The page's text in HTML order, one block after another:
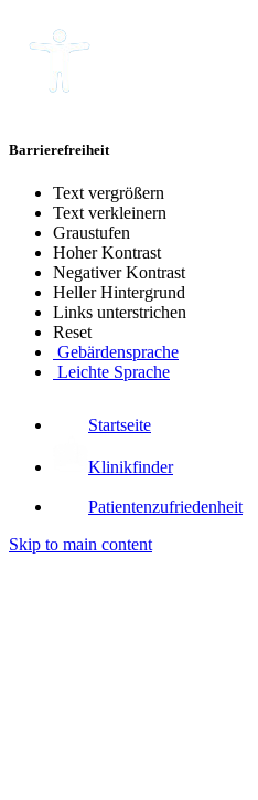
Barrierefreiheit
Text vergrößern
Text verkleinern
Graustufen
Hoher Kontrast
Negativer Kontrast
Heller Hintergrund
Links unterstrichen
Reset
Gebärdensprache
Leichte Sprache
Startseite
Klinikfinder
Patientenzufriedenheit
Skip to main content